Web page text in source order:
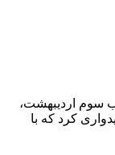
سوم اردیبهشت،
کرد که با